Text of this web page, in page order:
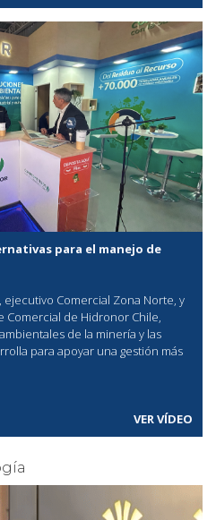
para el manejo de
, ejecutivo Comercial Zona Norte, y
Comercial de Hidronor Chile,
de la minería y las
para apoyar una gestión más
VER VÍDEO